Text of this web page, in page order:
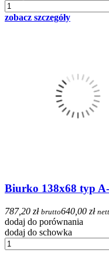
zobacz szczegóły
Biurko 138x68 typ
787,20 zł brutto640,00 zł
dodaj do porównania
dodaj do schowka